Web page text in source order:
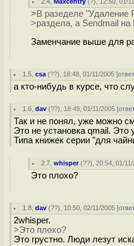
>В разеделе "Удаление
>раздела, а Sendmail
Заменчание выше для
1.5 ,csa (??), 18:48, 01/11/2005 [
а кто-нибудь в курсе, что
1.6 ,dav (??), 18:49, 01/11/2005 [
Так и не понял, уже можно
Это не установка qmail. Это
Типа книжек серии "для
2.7 ,whisper(??), 20:54, 01/
Это плохо?
1.8 ,dav (??), 10:50, 02/11/2005 [
2whisper.
>Это плохо?
Это грустно. Люди лезут